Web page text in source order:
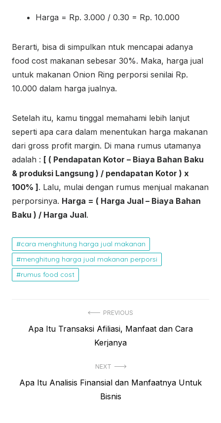
Harga = Rp. 3.000 / 0.30 = Rp. 10.000
Berarti, bisa di simpulkan ntuk mencapai adanya
food cost makanan sebesar 30%. Maka, harga jual
untuk makanan Onion Ring perporsi senilai Rp.
10.000 dalam harga jualnya.
Setelah itu, kamu tinggal memahami lebih lanjut
seperti apa cara dalam menentukan harga makanan
dari gross profit margin. Di mana rumus utamanya
adalah : [ ( Pendapatan Kotor – Biaya Bahan Baku
& produksi Langsung ) / pendapatan Kotor ) x
100% ]. Lalu, mulai dengan rumus menjual makanan
perporsinya. Harga = ( Harga Jual – Biaya Bahan
Baku ) / Harga Jual.
cara menghitung harga jual makanan
menghitung harga jual makanan perporsi
rumus food cost
PREVIOUS
Apa Itu Transaksi Afiliasi, Manfaat dan Cara
Kerjanya
NEXT
NApa Itu Analisis Finansial dan Manfaatnya Untuk
Bisnis